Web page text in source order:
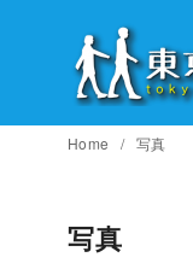
Home 写真
写真